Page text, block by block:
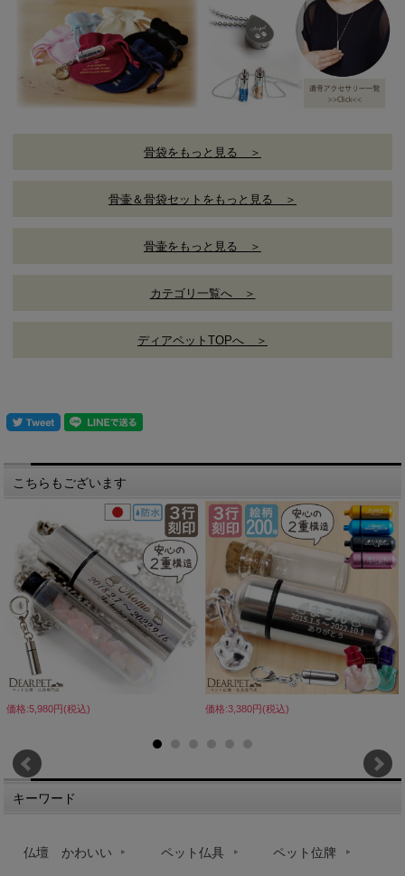
骨袋をもっと見る ＞
骨壷＆骨袋セットをもっと見る ＞
骨壷をもっと見る ＞
カテゴリ一覧へ ＞
ディアペットTOPへ ＞
こちらもございます
価格:5,980円(税込) 価格:3,380円(税込)
キーワード
仏壇 かわいい ペット仏具 ペット位牌